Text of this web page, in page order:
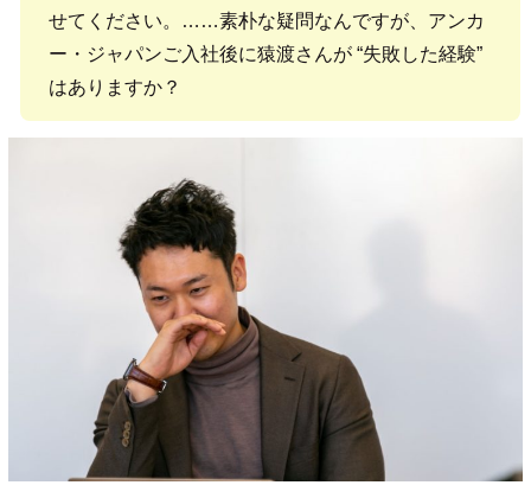
せてください。……素朴な疑問なんですが、アンカ
ー・ジャパンご入社後に猿渡さんが “失敗した経験”
はありますか？